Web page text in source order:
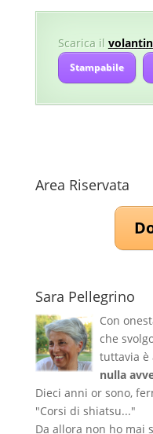
Scarica il
Stampabile
Area Riservata
Sara Pellegrino
Con
che
tuttavia è
nulla
Dieci anni or sono,
"Corsi di shiatsu..."
Da allora non ho mai